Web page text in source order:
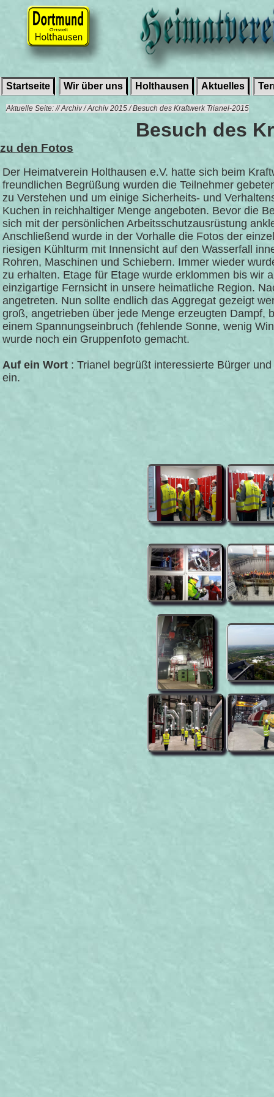
Startseite Wir über uns Holthausen Aktuelles
Aktuelle Seite: // Archiv / Archiv 2015 / Besuch des Kraftwerk Trianel-2015
Besuch des
zu den Fotos
Der Heimatverein Holthausen e.V. hatte sich beim
freundlichen Begrüßung wurden die Teilnehmer
zu Verstehen und um einige Sicherheits- und
Kuchen in reichhaltiger Menge angeboten. Bevor die
sich mit der persönlichen Arbeitsschutzausrüstung
Anschließend wurde in der Vorhalle die Fotos der
riesigen Kühlturm mit Innensicht auf den Wasserfall
Rohren, Maschinen und Schiebern. Immer wieder
zu erhalten. Etage für Etage wurde erklommen bis wir
einzigartige Fernsicht in unsere heimatliche Region.
angetreten. Nun sollte endlich das Aggregat gezeigt
groß, angetrieben über jede Menge erzeugten Dampf,
einem Spannungseinbruch (fehlende Sonne, wenig
wurde noch ein Gruppenfoto gemacht.
Auf ein Wort : Trianel begrüßt interessierte Bürger
ein.